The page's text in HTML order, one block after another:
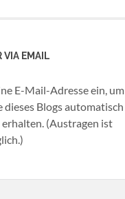
VIA EMAIL
E-Mail-Adresse ein, um
dieses Blogs automatisch
(Austragen ist